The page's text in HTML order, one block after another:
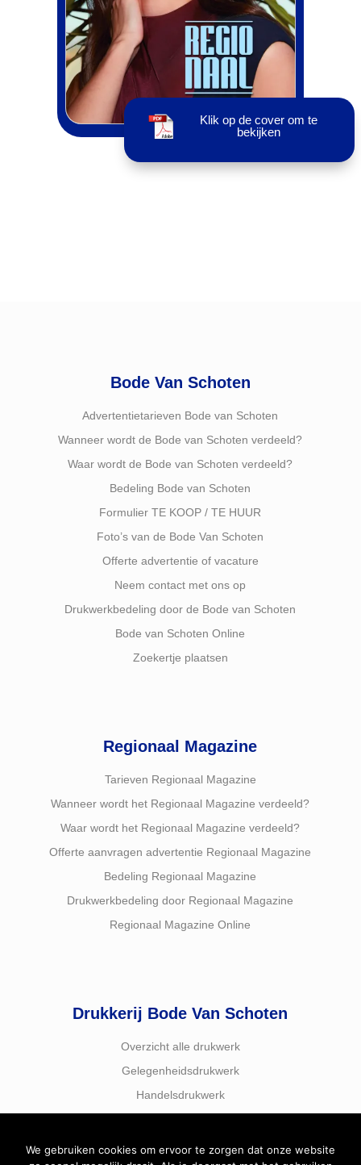
Klik op de cover om te
bekijken
Bode Van Schoten
Advertentietarieven Bode van Schoten
Wanneer wordt de Bode van Schoten verdeeld?
Waar wordt de Bode van Schoten verdeeld?
Bedeling Bode van Schoten
Formulier TE KOOP / TE HUUR
Foto’s van de Bode Van Schoten
Offerte advertentie of vacature
Neem contact met ons op
Drukwerkbedeling door de Bode van Schoten
Bode van Schoten Online
Zoekertje plaatsen
Regionaal Magazine
Tarieven Regionaal Magazine
Wanneer wordt het Regionaal Magazine verdeeld?
Waar wordt het Regionaal Magazine verdeeld?
Offerte aanvragen advertentie Regionaal Magazine
Bedeling Regionaal Magazine
Drukwerkbedeling door Regionaal Magazine
Regionaal Magazine Online
Drukkerij Bode Van Schoten
Overzicht alle drukwerk
Gelegenheidsdrukwerk
Handelsdrukwerk
We gebruiken cookies om ervoor te zorgen dat onze website